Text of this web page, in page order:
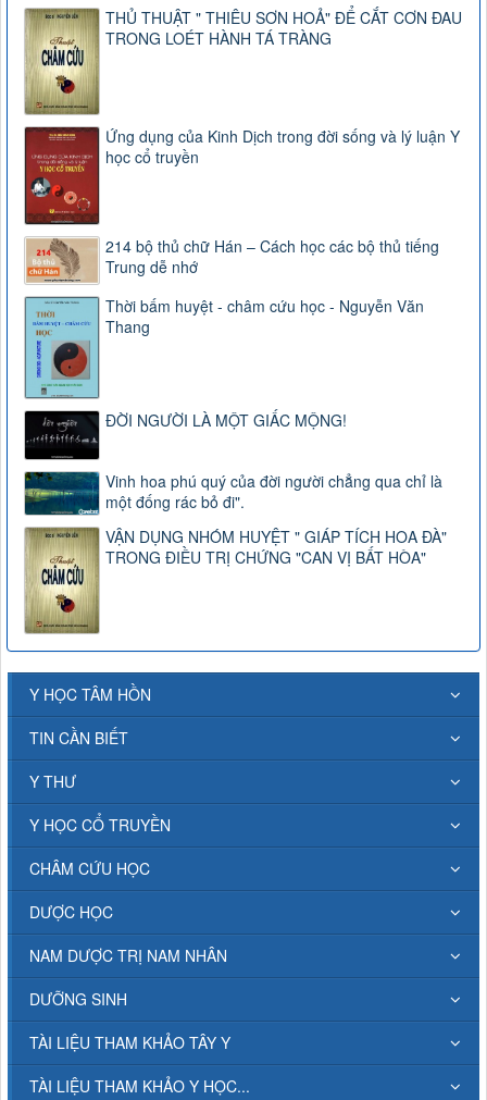
THỦ THUẬT " THIÊU SƠN HOẢ" ĐỂ CẮT CƠN ĐAU
TRONG LOÉT HÀNH TÁ TRÀNG
Ứng dụng của Kinh Dịch trong đời sống và lý luận Y
học cổ truyền
214 bộ thủ chữ Hán – Cách học các bộ thủ tiếng
Trung dễ nhớ
Thời bấm huyệt - châm cứu học - Nguyễn Văn
Thang
ĐỜI NGƯỜI LÀ MỘT GIẤC MỘNG!
Vinh hoa phú quý của đời người chẳng qua chỉ là
một đống rác bỏ đi".
VẬN DỤNG NHÓM HUYỆT " GIÁP TÍCH HOA ĐÀ"
TRONG ĐIỀU TRỊ CHỨNG "CAN VỊ BẤT HÒA"
Y HỌC TÂM HỒN
TIN CẦN BIẾT
Y THƯ
Y HỌC CỔ TRUYỀN
CHÂM CỨU HỌC
DƯỢC HỌC
NAM DƯỢC TRỊ NAM NHÂN
DƯỠNG SINH
TÀI LIỆU THAM KHẢO TÂY Y
TÀI LIỆU THAM KHẢO Y HỌC...